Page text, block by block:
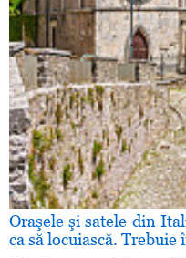
Oraşele şi satele din
ca să locuiască.